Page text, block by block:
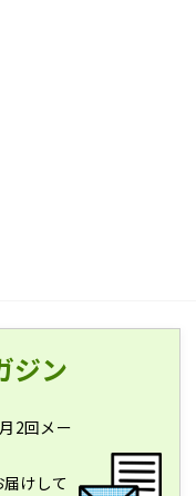
ジン
2回メー
けして